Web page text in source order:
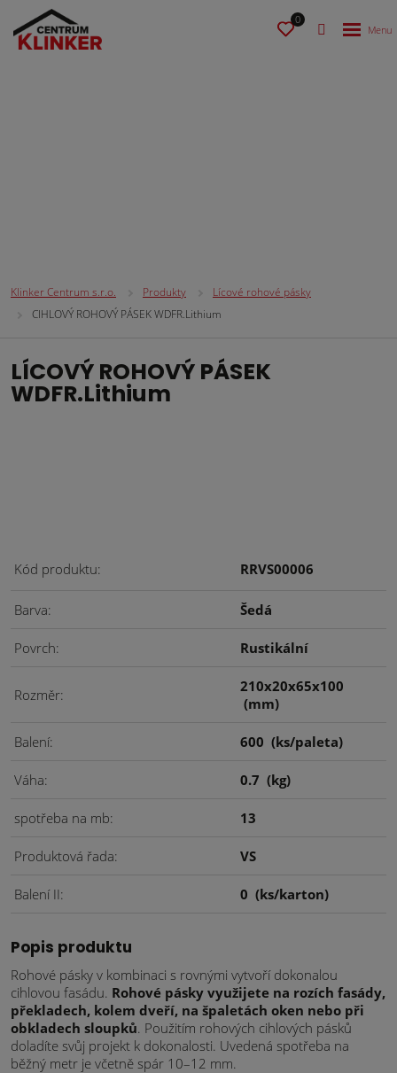
0
Klinker Centrum s.r.o. Produkty
Lícové rohové pásky
CIHLOVÝ ROHOVÝ PÁSEK WDFR.Lithium
LÍCOVÝ ROHOVÝ PÁSEK
WDFR.Lithium
Kód produktu RRVS00006
Barva Šedá
Povrch Rustikální
Rozměr
210x20x65x100
(mm)
Balení 600 (ks/paleta)
Váha 0.7 (kg)
spotřeba na mb 13
Produktová řada VS
Balení II 0 (ks/karton)
Popis produktu
Rohové pásky v kombinaci s rovnými vytvoří dokonalou
cihlovou fasádu. Rohové pásky využijete na rozích fasády,
překladech, kolem dveří, na špaletách oken nebo při
obkladech sloupků. Použitím rohových cihlových pásků
doladíte svůj projekt k dokonalosti. Uvedená spotřeba na
běžný metr je včetně spár 10–12 mm.